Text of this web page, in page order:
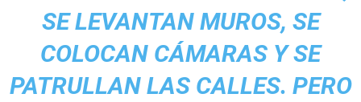
SE LEVANTAN MUROS, SE
COLOCAN CÁMARAS Y SE
PATRULLAN LAS CALLES. PERO